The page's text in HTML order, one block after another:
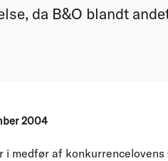
da B&O blandt
2004
medfør af